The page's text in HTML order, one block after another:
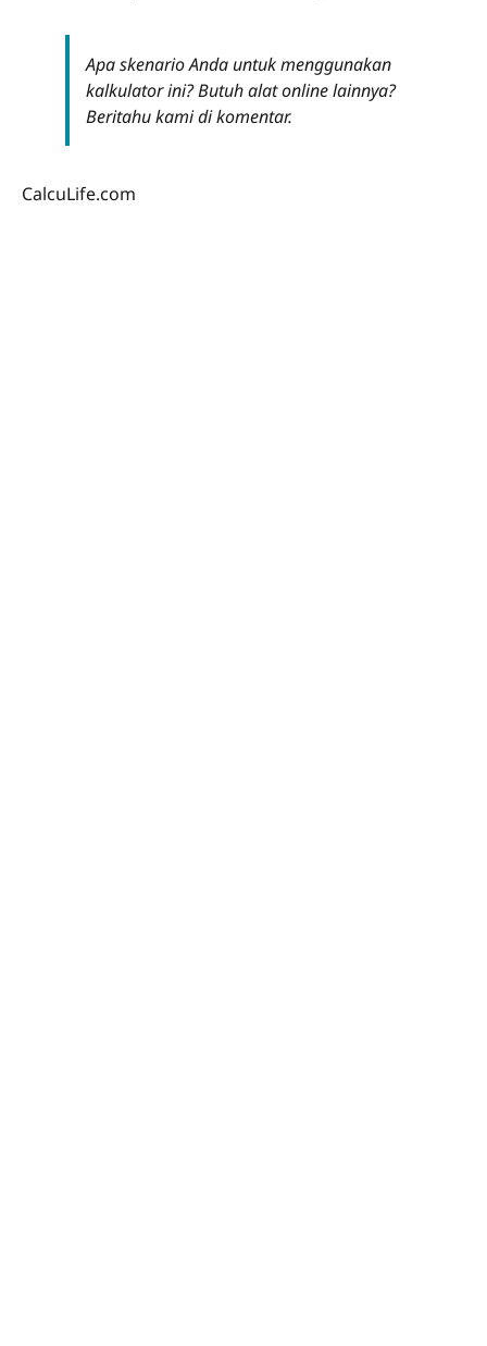
Apa skenario Anda untuk menggunakan
kalkulator ini? Butuh alat online lainnya?
Beritahu kami di komentar.
CalcuLife.com